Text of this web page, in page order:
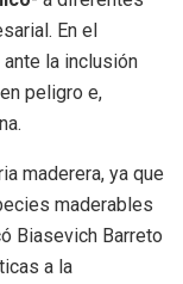
En el
la inclusión
peligro e,
maderera, ya que
maderables
Biasevich Barreto
a la